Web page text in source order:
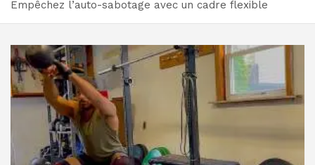
Empêchez l’auto-sabotage avec un cadre flexible